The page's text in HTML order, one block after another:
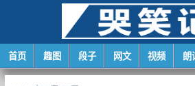
首页 趣图 段子 网文 视频 朗